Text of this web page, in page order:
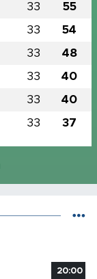
33 55
33 54
33 48
33 40
33 40
33 37
20:00